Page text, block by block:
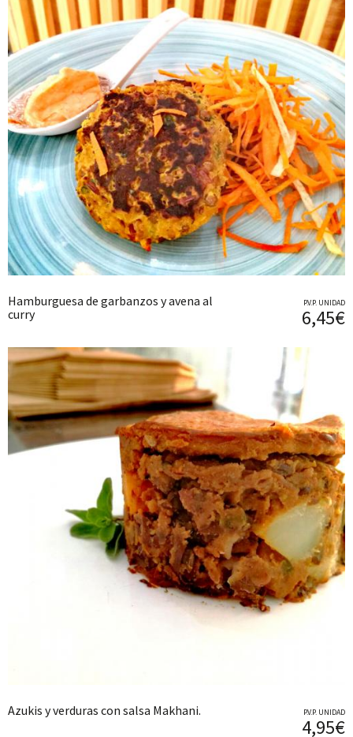
Hamburguesa de garbanzos y avena al
curry
P.V.P. UNIDAD
6,45€
Azukis y verduras con salsa Makhani. P.V.P. UNIDAD
4,95€